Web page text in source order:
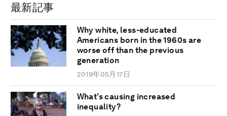
最新記事
Why white, less-educated
Americans born in the 1960s are
worse off than the previous
generation
2019年05月17日
What’s causing increased
inequality?